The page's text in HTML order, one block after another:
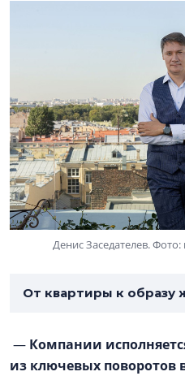
Денис Заседателев.
От квартиры к образу
— Компании
из ключевых поворотов